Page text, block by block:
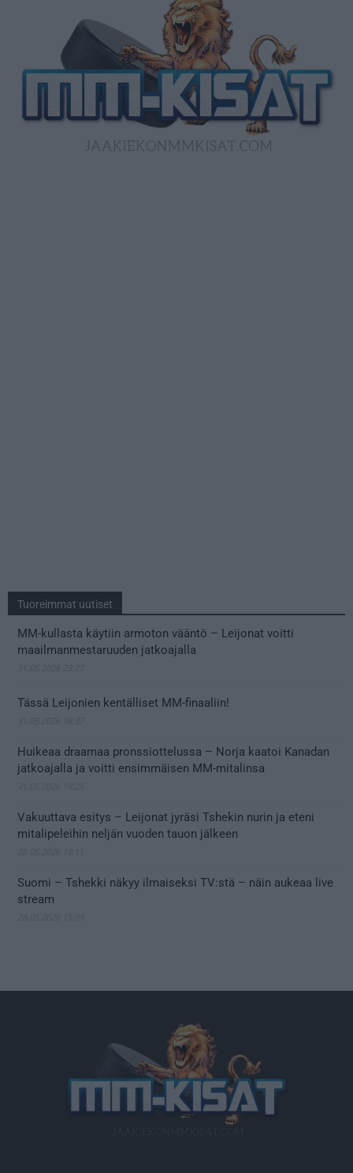
Tuoreimmat uutiset
MM-kullasta käytiin armoton vääntö – Leijonat voitti
maailmanmestaruuden jatkoajalla
Tässä Leijonien kentälliset MM-finaaliin!
Huikeaa draamaa pronssiottelussa – Norja kaatoi Kanadan
jatkoajalla ja voitti ensimmäisen MM-mitalinsa
Vakuuttava esitys – Leijonat jyräsi Tshekin nurin ja eteni
mitalipeleihin neljän vuoden tauon jälkeen
Suomi – Tshekki näkyy ilmaiseksi TV:stä – näin aukeaa live
stream